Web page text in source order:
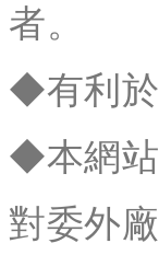
者。
◆有利於
◆本網站
對委外